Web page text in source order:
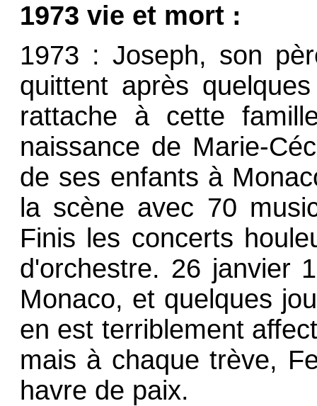
1973 vie et mort :
1973 : Joseph, son
quittent après
rattache à cette
naissance de Marie-
de ses enfants à
la scène avec 70
Finis les concerts
d'orchestre. 26 janvier
Monaco, et quelques
en est terriblement
mais à chaque trève,
havre de paix.